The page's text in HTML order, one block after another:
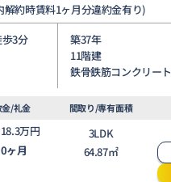
約時賃料1ヶ月分違約金有り)
3分
築37年
11階建
鉄骨鉄筋コンクリート
金/礼金 間取り/専有面積
18.3万円
0ヶ月
3LDK
64.87㎡